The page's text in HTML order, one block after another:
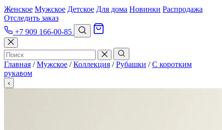
Женское Мужское Детское Для дома Новинки Распродажа
Отследить заказ
+7 909 166-00-85
Главная / Мужское / Коллекция / Рубашки / С коротким
рукавом
‹